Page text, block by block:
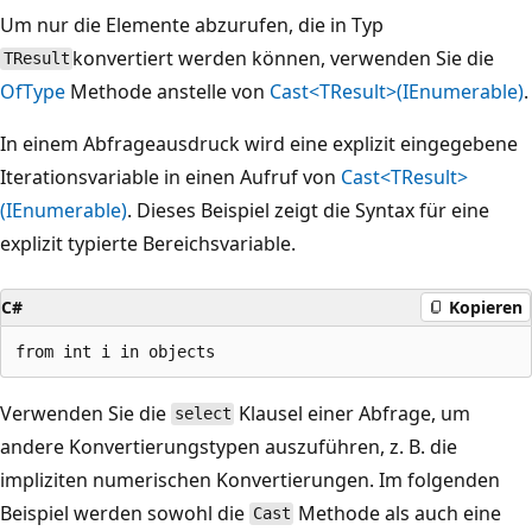
Um nur die Elemente abzurufen, die in Typ
TResult konvertiert werden können, verwenden Sie die
OfType Methode anstelle von Cast<TResult>(IEnumerable).
In einem Abfrageausdruck wird eine explizit eingegebene
Iterationsvariable in einen Aufruf von Cast<TResult>
(IEnumerable). Dieses Beispiel zeigt die Syntax für eine
explizit typierte Bereichsvariable.
C# Kopieren
Verwenden Sie die select Klausel einer Abfrage, um
andere Konvertierungstypen auszuführen, z. B. die
impliziten numerischen Konvertierungen. Im folgenden
Beispiel werden sowohl die Cast Methode als auch eine